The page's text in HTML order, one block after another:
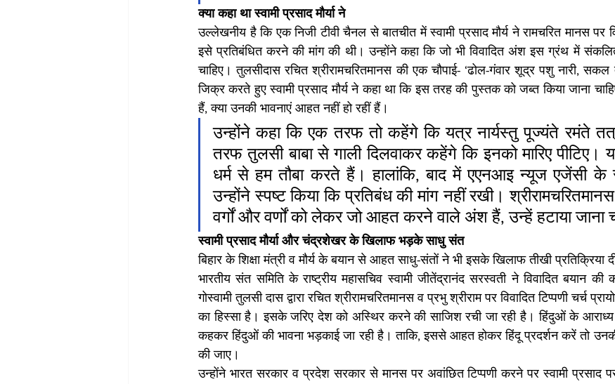
क्या कहा था स्वामी प्रसाद मौर्या ने
उल्लेखनीय है कि एक निजी टीवी चैनल से बातचीत में स्वामी प्रसाद मौर्य ने रामचरित मानस पर
इसे प्रतिबंधित करने की मांग की थी। उन्होंने कहा कि जो भी विवादित अंश इस ग्रंथ में
चाहिए। तुलसीदास रचित श्रीरामचरितमानस की एक चौपाई- ‘ढोल-गंवार शूद्र पशु नारी, सकल
जिक्र करते हुए स्वामी प्रसाद मौर्य ने कहा था कि इस तरह की पुस्तक को जब्त किया जाना
हैं, क्या उनकी भावनाएं आहत नहीं हो रहीं हैं।
उन्होंने कहा कि एक तरफ तो कहेंगे कि यत्र नार्यस्तु पूज्यंते रमंते
तरफ तुलसी बाबा से गाली दिलवाकर कहेंगे कि इनको मारिए पीटिए।
धर्म से हम तौबा करते हैं। हालांकि, बाद में एएनआइ न्यूज एजेंसी के
उन्होंने स्पष्ट किया कि प्रतिबंध की मांग नहीं रखी।
वर्गों और वर्णों को लेकर जो आहत करने वाले अंश हैं, उन्हें हटाया जाना
स्वामी प्रसाद मौर्या और चंद्रशेखर के खिलाफ भड़के साधु संत
बिहार के शिक्षा मंत्री व मौर्य के बयान से आहत साधु-संतों ने भी इसके खिलाफ तीखी प्रतिक्रिया
भारतीय संत समिति के राष्ट्रीय महासचिव स्वामी जीतेंद्रानंद सरस्वती ने विवादित बयान
गोस्वामी तुलसी दास द्वारा रचित श्रीरामचरितमानस व प्रभु श्रीराम पर विवादित टिप्पणी चर्च
का हिस्सा है। इसके जरिए देश को अस्थिर करने की साजिश रची जा रही है। हिंदुओं के आराध्य
कहकर हिंदुओं की भावना भड़काई जा रही है। ताकि, इससे आहत होकर हिंदू प्रदर्शन करें तो
की जाए।
उन्होंने भारत सरकार व प्रदेश सरकार से मानस पर अवांछित टिप्पणी करने पर स्वामी